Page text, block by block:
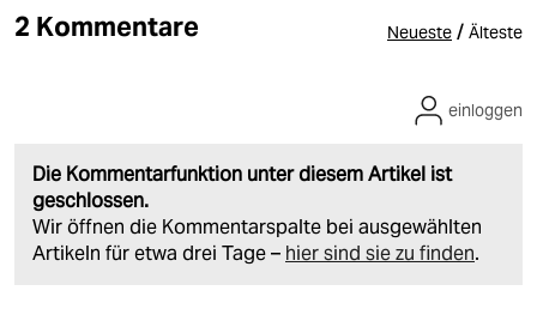
2 Kommentare Neueste / Älteste
Die Kommentarfunktion unter diesem Artikel ist
geschlossen.
Wir öffnen die Kommentarspalte bei ausgewählten
Artikeln für etwa drei Tage – hier sind sie zu finden.
einloggen